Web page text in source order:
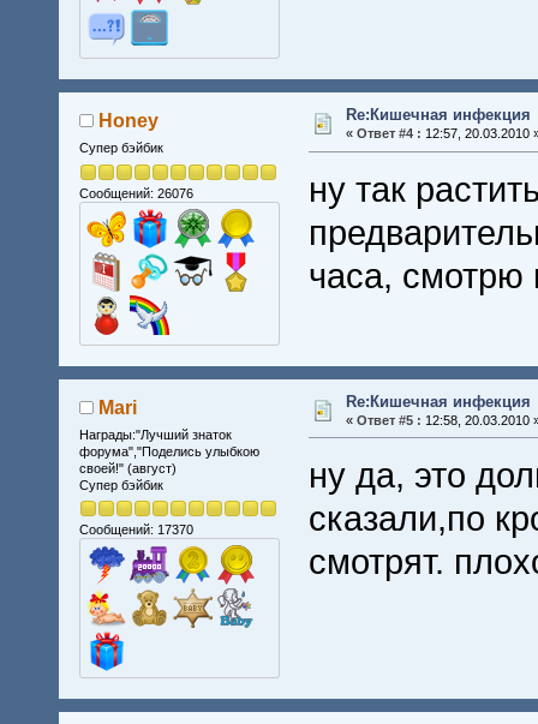
Honey
Супер бэйбик
Сообщений: 26076
Re:Кишечная инфекция
« Ответ #4 : 12:57, 20.03.2010
ну так
часа, смотрю
Mari
Награды:"Лучший знаток
форума","Поделись улыбкою
своей!" (август)
Супер бэйбик
Сообщений: 17370
Re:Кишечная инфекция
« Ответ #5 : 12:58, 20.03.2010
ну да, это
сказали,по
смотрят.